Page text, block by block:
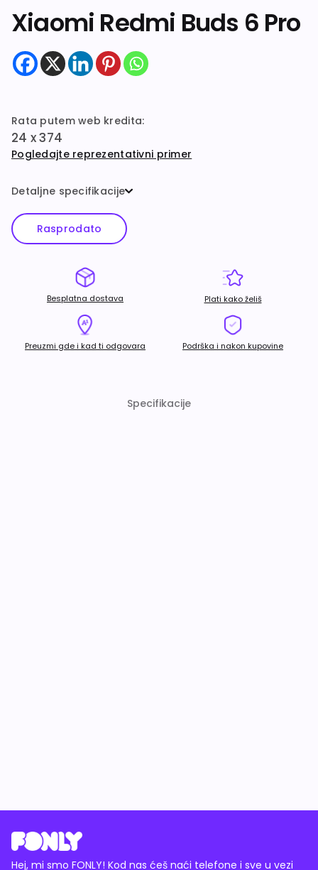
Xiaomi Redmi Buds 6 Pro
Rata putem web kredita:
24 x 374
Pogledajte reprezentativni primer
Detaljne specifikacije
Rasprodato
Besplatna dostava Plati kako želiš
Preuzmi gde i kad ti odgovara Podrška i nakon kupovine
Specifikacije
Hej, mi smo FONLY! Kod nas ćeš naći telefone i sve u vezi